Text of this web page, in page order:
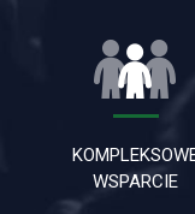
WSPARCIE